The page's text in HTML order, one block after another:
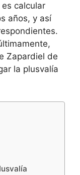
calcular
años, y así
Zapardiel de
la plusvalía